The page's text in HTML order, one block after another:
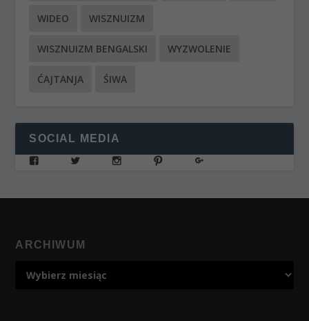
WIDEO WISZNUIZM
WISZNUIZM BENGALSKI WYZWOLENIE
ĆAJTANJA ŚIWA
SOCIAL MEDIA
ARCHIWUM